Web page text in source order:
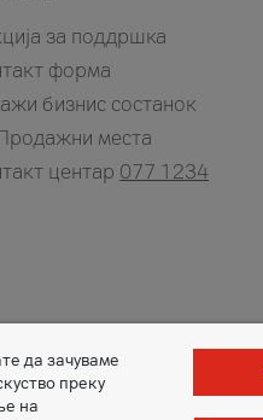
за поддршка
форма
бизнис состанок
места
центар 077 1234
да зачуваме
преку
на